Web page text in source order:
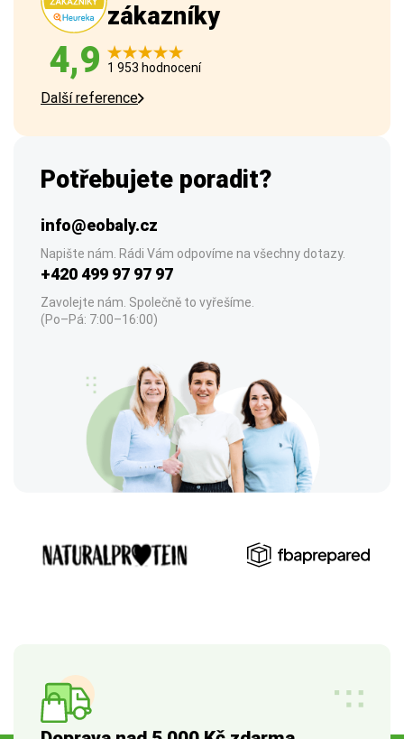
zákazníky
4,9 1 953 hodnocení
Další reference
Potřebujete poradit?
info@eobaly.cz
Napište nám. Rádi Vám odpovíme na všechny dotazy.
+420 499 97 97 97
Zavolejte nám. Společně to vyřešíme.
(Po–Pá: 7:00–16:00)